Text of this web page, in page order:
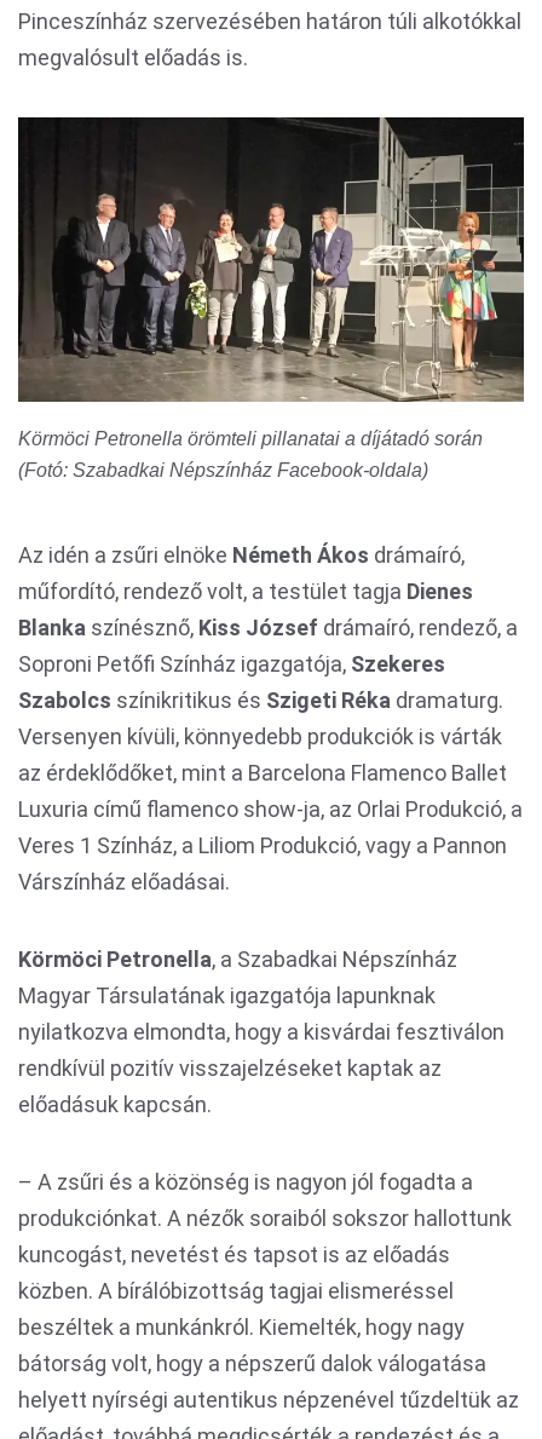
Pinceszínház szervezésében határon túli alkotókkal
megvalósult előadás is.
Körmöci Petronella örömteli pillanatai a díjátadó során
(Fotó: Szabadkai Népszínház Facebook-oldala)
Az idén a zsűri elnöke Németh Ákos drámaíró,
műfordító, rendező volt, a testület tagja Dienes
Blanka színésznő, Kiss József drámaíró, rendező, a
Soproni Petőfi Színház igazgatója, Szekeres
Szabolcs színikritikus és Szigeti Réka dramaturg.
Versenyen kívüli, könnyedebb produkciók is várták
az érdeklődőket, mint a Barcelona Flamenco Ballet
Luxuria című flamenco show-ja, az Orlai Produkció, a
Veres 1 Színház, a Liliom Produkció, vagy a Pannon
Várszínház előadásai.
Körmöci Petronella, a Szabadkai Népszínház
Magyar Társulatának igazgatója lapunknak
nyilatkozva elmondta, hogy a kisvárdai fesztiválon
rendkívül pozitív visszajelzéseket kaptak az
előadásuk kapcsán.
– A zsűri és a közönség is nagyon jól fogadta a
produkciónkat. A nézők soraiból sokszor hallottunk
kuncogást, nevetést és tapsot is az előadás
közben. A bírálóbizottság tagjai elismeréssel
beszéltek a munkánkról. Kiemelték, hogy nagy
bátorság volt, hogy a népszerű dalok válogatása
helyett nyírségi autentikus népzenével tűzdeltük az